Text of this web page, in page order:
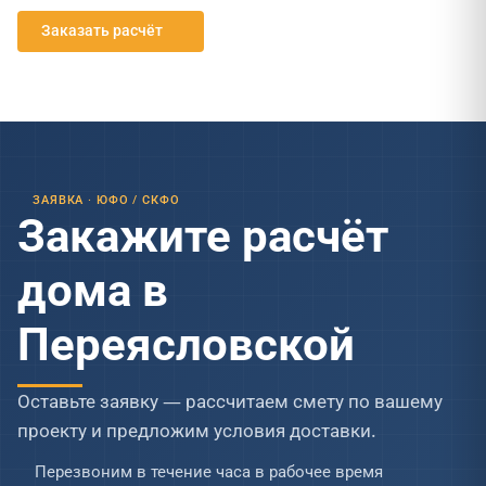
Заказать расчёт
ЗАЯВКА · ЮФО / СКФО
Закажите расчёт
дома в
Переясловской
Оставьте заявку — рассчитаем смету по вашему
проекту и предложим условия доставки.
Перезвоним в течение часа в рабочее время